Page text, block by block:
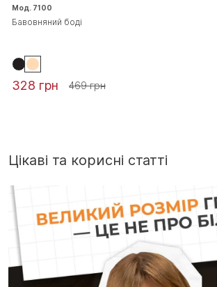
Мод. 7100
Бавовняний боді
328 грн 469 грн
Цікаві та корисні статті